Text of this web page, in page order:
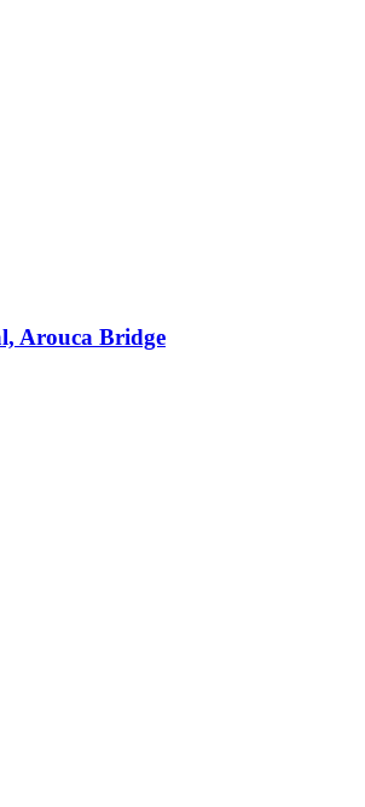
Arouca Bridge